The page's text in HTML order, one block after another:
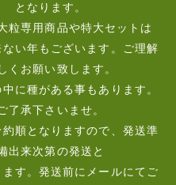
となります。
粒専用商品や特大セットは
い年もございます。ご理解
くお願い致します。
に種がある事もあります。
了承下さいませ。
順となりますので、発送準
出来次第の発送と
す。発送前にメールにてご